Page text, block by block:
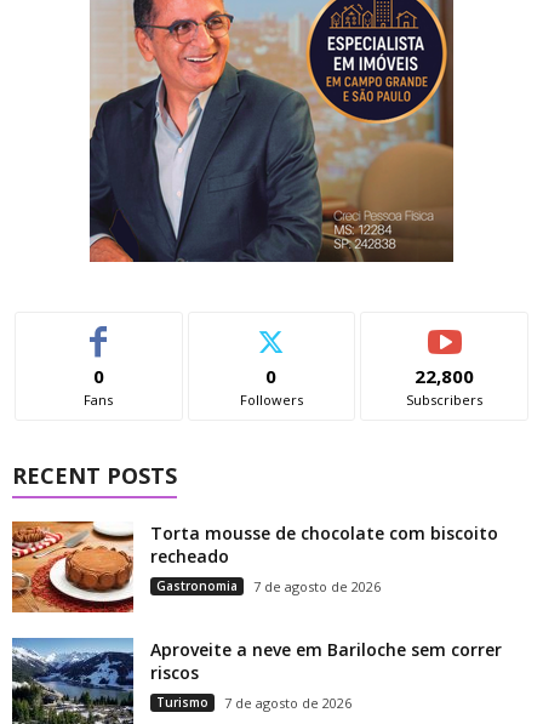
0
Fans
0
Followers
22,800
Subscribers
RECENT POSTS
Torta mousse de chocolate com biscoito
recheado
Gastronomia 7 de agosto de 2026
Aproveite a neve em Bariloche sem correr
riscos
Turismo 7 de agosto de 2026